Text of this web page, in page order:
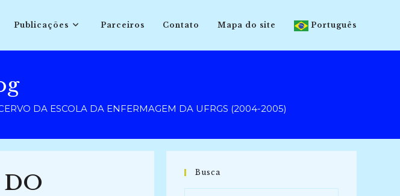
Publicações Parceiros Contato Mapa do site Português
DA ESCOLA DA ENFERMAGEM DA UFRGS (2004-2005)
Busca